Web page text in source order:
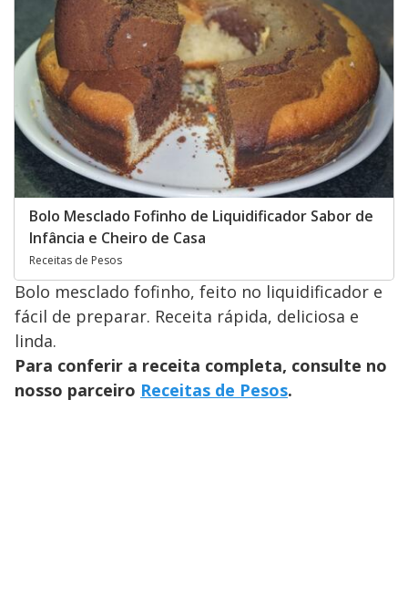
Bolo Mesclado Fofinho de Liquidificador Sabor de
Infância e Cheiro de Casa
Receitas de Pesos
Bolo mesclado fofinho, feito no liquidificador e
fácil de preparar. Receita rápida, deliciosa e
linda.
Para conferir a receita completa, consulte no
nosso parceiro Receitas de Pesos.